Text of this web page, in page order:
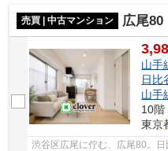
売買 | 中古マンション 広尾80
山手
日比
山手
10階
東京
渋谷区広尾に佇む、広尾80。